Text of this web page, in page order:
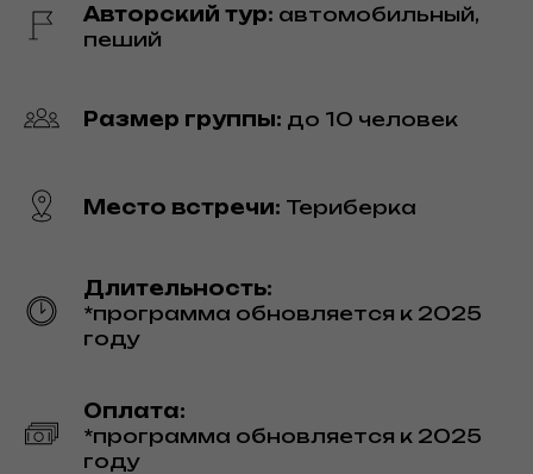
Авторский тур: автомобильный,
пеший
Размер группы: до 10 человек
Место встречи: Териберка
Длительность:
*программа обновляется к 2025
году
Оплата:
*программа обновляется к 2025
году